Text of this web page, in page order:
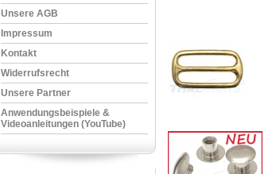
Unsere AGB
Impressum
Kontakt
Widerrufsrecht
Unsere Partner
Anwendungsbeispiele &
Videoanleitungen (YouTube)